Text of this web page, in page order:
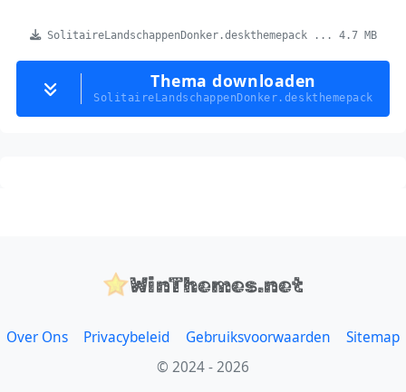
SolitaireLandschappenDonker.deskthemepack ... 4.7 MB
Thema downloaden
SolitaireLandschappenDonker.deskthemepack
WinThemes.net
Over Ons Privacybeleid Gebruiksvoorwaarden
Sitemap
© 2024 - 2026